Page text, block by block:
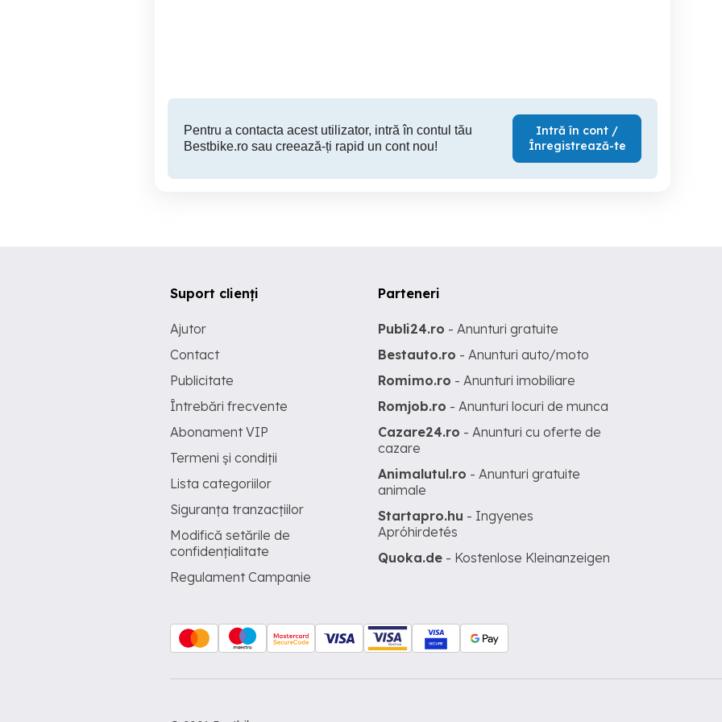
Pentru a contacta acest utilizator, intră în contul tău
Bestbike.ro sau creează-ți rapid un cont nou!
Intră în cont /
Înregistrează-te
Suport clienți
Ajutor
Contact
Publicitate
Întrebări frecvente
Abonament VIP
Termeni și condiții
Lista categoriilor
Siguranța tranzacțiilor
Modifică setările de
confidențialitate
Regulament Campanie
Parteneri
Publi24.ro - Anunturi gratuite
Bestauto.ro - Anunturi auto/moto
Romimo.ro - Anunturi imobiliare
Romjob.ro - Anunturi locuri de munca
Cazare24.ro - Anunturi cu oferte de
cazare
Animalutul.ro - Anunturi gratuite
animale
Startapro.hu - Ingyenes
Apróhirdetés
Quoka.de - Kostenlose Kleinanzeigen